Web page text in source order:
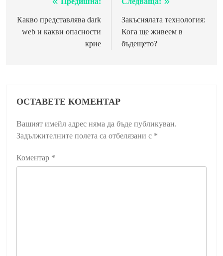
Навигация
Какво представлява dark
web и какви опасности
крие
Закъснялата технология:
Кога ще живеем в
бъдещето?
ОСТАВЕТЕ КОМЕНТАР
Вашият имейл адрес няма да бъде публикуван.
Задължителните полета са отбелязани с *
Коментар *